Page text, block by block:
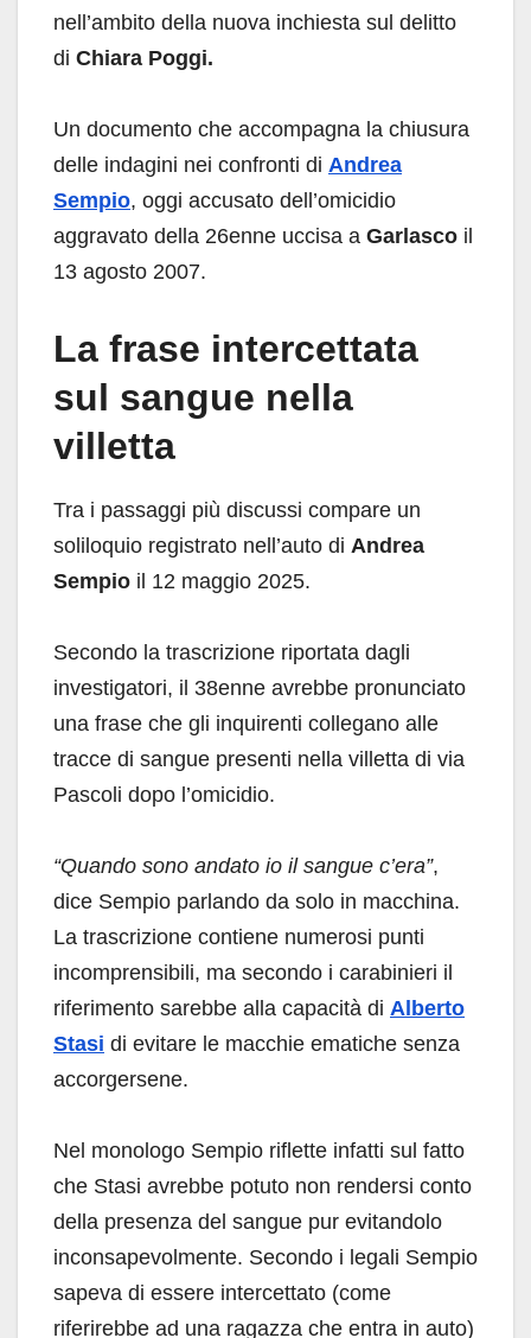
nell’ambito della nuova inchiesta sul delitto
di Chiara Poggi.
Un documento che accompagna la chiusura
delle indagini nei confronti di Andrea
Sempio, oggi accusato dell’omicidio
aggravato della 26enne uccisa a Garlasco il
13 agosto 2007.
La frase intercettata
sul sangue nella
villetta
Tra i passaggi più discussi compare un
soliloquio registrato nell’auto di Andrea
Sempio il 12 maggio 2025.
Secondo la trascrizione riportata dagli
investigatori, il 38enne avrebbe pronunciato
una frase che gli inquirenti collegano alle
tracce di sangue presenti nella villetta di via
Pascoli dopo l’omicidio.
“Quando sono andato io il sangue c’era”,
dice Sempio parlando da solo in macchina.
La trascrizione contiene numerosi punti
incomprensibili, ma secondo i carabinieri il
riferimento sarebbe alla capacità di Alberto
Stasi di evitare le macchie ematiche senza
accorgersene.
Nel monologo Sempio riflette infatti sul fatto
che Stasi avrebbe potuto non rendersi conto
della presenza del sangue pur evitandolo
inconsapevolmente. Secondo i legali Sempio
sapeva di essere intercettato (come
riferirebbe ad una ragazza che entra in auto)